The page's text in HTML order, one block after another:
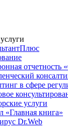
отчетность
в сфере
услуги
«Главная книга»
Dr.Web